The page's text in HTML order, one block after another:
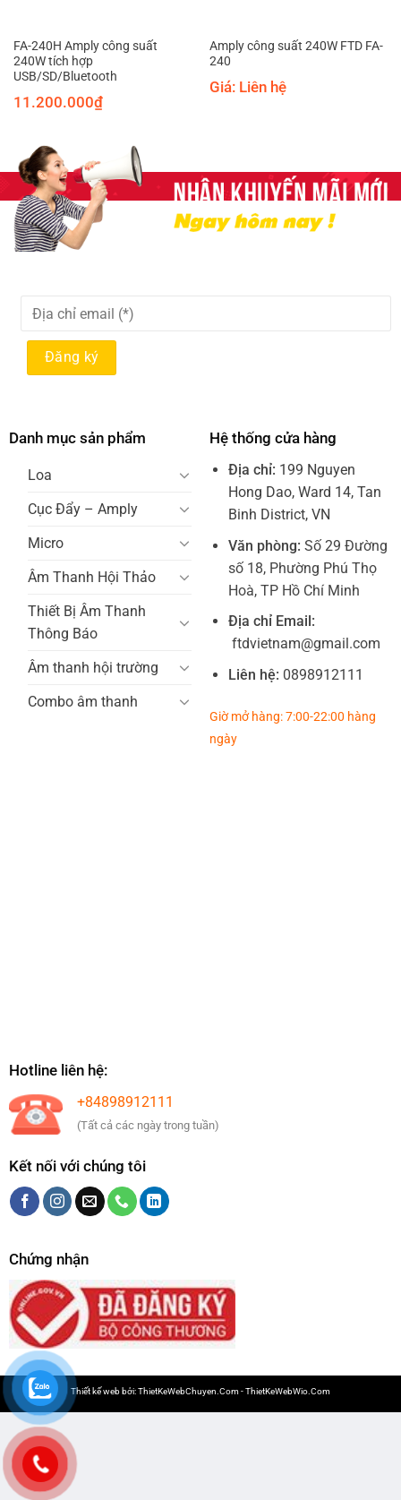
FA-240H Amply công suất
240W tích hợp
USB/SD/Bluetooth
11.200.000₫
Amply công suất 240W FTD FA-
240
Giá: Liên hệ
Danh mục sản phẩm
Loa
Cục Đẩy – Amply
Micro
Âm Thanh Hội Thảo
Thiết Bị Âm Thanh
Thông Báo
Âm thanh hội trường
Combo âm thanh
Hệ thống cửa hàng
Địa chỉ: 199 Nguyen
Hong Dao, Ward 14, Tan
Binh District, VN
Văn phòng: Số 29 Đường
số 18, Phường Phú Thọ
Hoà, TP Hồ Chí Minh
Địa chỉ Email:
ftdvietnam@gmail.com
Liên hệ: 0898912111
Giờ mở hàng: 7:00-22:00 hàng
ngày
Hotline liên hệ:
+84898912111
(Tất cả các ngày trong tuần)
Kết nối với chúng tôi
Chứng nhận
Thiết kế web bởi:ThietKeWebChuyen.Com-ThietKeWebWio.Com